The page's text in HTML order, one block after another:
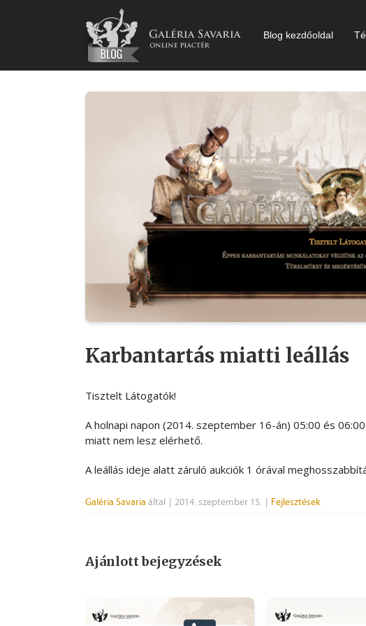
Blog kezdőoldal
Karbantartás miatti leállás
Tisztelt Látogatók!
A holnapi napon (2014. szeptember 16-án) 05:00 és
miatt nem lesz elérhető.
A leállás ideje alatt záruló aukciók 1 órával
Galéria Savaria által | 2014. szeptember 15. | Fejlesztések
Ajánlott bejegyzések